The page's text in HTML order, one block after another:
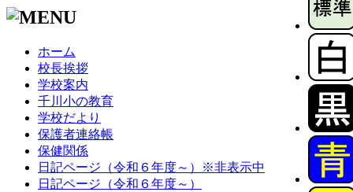
ホーム
校長挨拶
学校案内
千川小の教育
学校だより
保護者連絡帳
保健関係
日記ページ（令和６年度～）※非表示中
日記ページ（令和６年度～）